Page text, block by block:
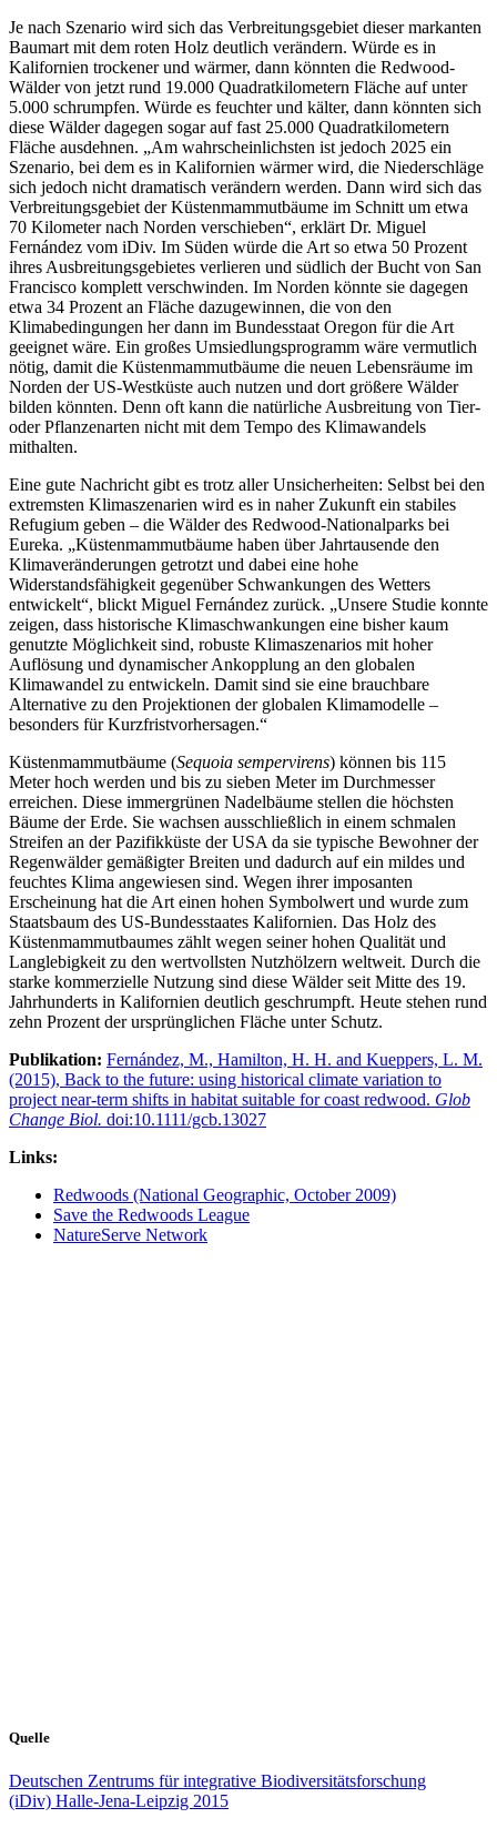
Je nach Szenario wird sich das Verbreitungsgebiet dieser markanten
Baumart mit dem roten Holz deutlich verändern. Würde es in
Kalifornien trockener und wärmer, dann könnten die Redwood-
Wälder von jetzt rund 19.000 Quadratkilometern Fläche auf unter
5.000 schrumpfen. Würde es feuchter und kälter, dann könnten sich
diese Wälder dagegen sogar auf fast 25.000 Quadratkilometern
Fläche ausdehnen. „Am wahrscheinlichsten ist jedoch 2025 ein
Szenario, bei dem es in Kalifornien wärmer wird, die Niederschläge
sich jedoch nicht dramatisch verändern werden. Dann wird sich das
Verbreitungsgebiet der Küstenmammutbäume im Schnitt um etwa
70 Kilometer nach Norden verschieben“, erklärt Dr. Miguel
Fernández vom iDiv. Im Süden würde die Art so etwa 50 Prozent
ihres Ausbreitungsgebietes verlieren und südlich der Bucht von San
Francisco komplett verschwinden. Im Norden könnte sie dagegen
etwa 34 Prozent an Fläche dazugewinnen, die von den
Klimabedingungen her dann im Bundesstaat Oregon für die Art
geeignet wäre. Ein großes Umsiedlungsprogramm wäre vermutlich
nötig, damit die Küstenmammutbäume die neuen Lebensräume im
Norden der US-Westküste auch nutzen und dort größere Wälder
bilden könnten. Denn oft kann die natürliche Ausbreitung von Tier-
oder Pflanzenarten nicht mit dem Tempo des Klimawandels
mithalten.
Eine gute Nachricht gibt es trotz aller Unsicherheiten: Selbst bei den
extremsten Klimaszenarien wird es in naher Zukunft ein stabiles
Refugium geben – die Wälder des Redwood-Nationalparks bei
Eureka. „Küstenmammutbäume haben über Jahrtausende den
Klimaveränderungen getrotzt und dabei eine hohe
Widerstandsfähigkeit gegenüber Schwankungen des Wetters
entwickelt“, blickt Miguel Fernández zurück. „Unsere Studie konnte
zeigen, dass historische Klimaschwankungen eine bisher kaum
genutzte Möglichkeit sind, robuste Klimaszenarios mit hoher
Auflösung und dynamischer Ankopplung an den globalen
Klimawandel zu entwickeln. Damit sind sie eine brauchbare
Alternative zu den Projektionen der globalen Klimamodelle –
besonders für Kurzfristvorhersagen.“
Küstenmammutbäume (Sequoia sempervirens) können bis 115
Meter hoch werden und bis zu sieben Meter im Durchmesser
erreichen. Diese immergrünen Nadelbäume stellen die höchsten
Bäume der Erde. Sie wachsen ausschließlich in einem schmalen
Streifen an der Pazifikküste der USA da sie typische Bewohner der
Regenwälder gemäßigter Breiten und dadurch auf ein mildes und
feuchtes Klima angewiesen sind. Wegen ihrer imposanten
Erscheinung hat die Art einen hohen Symbolwert und wurde zum
Staatsbaum des US-Bundesstaates Kalifornien. Das Holz des
Küstenmammutbaumes zählt wegen seiner hohen Qualität und
Langlebigkeit zu den wertvollsten Nutzhölzern weltweit. Durch die
starke kommerzielle Nutzung sind diese Wälder seit Mitte des 19.
Jahrhunderts in Kalifornien deutlich geschrumpft. Heute stehen rund
zehn Prozent der ursprünglichen Fläche unter Schutz.
Publikation: Fernández, M., Hamilton, H. H. and Kueppers, L. M.
(2015), Back to the future: using historical climate variation to
project near-term shifts in habitat suitable for coast redwood. Glob
Change Biol. doi:10.1111/gcb.13027
Links:
Redwoods (National Geographic, October 2009)
Save the Redwoods League
NatureServe Network
Quelle
Deutschen Zentrums für integrative Biodiversitätsforschung
(iDiv) Halle-Jena-Leipzig 2015